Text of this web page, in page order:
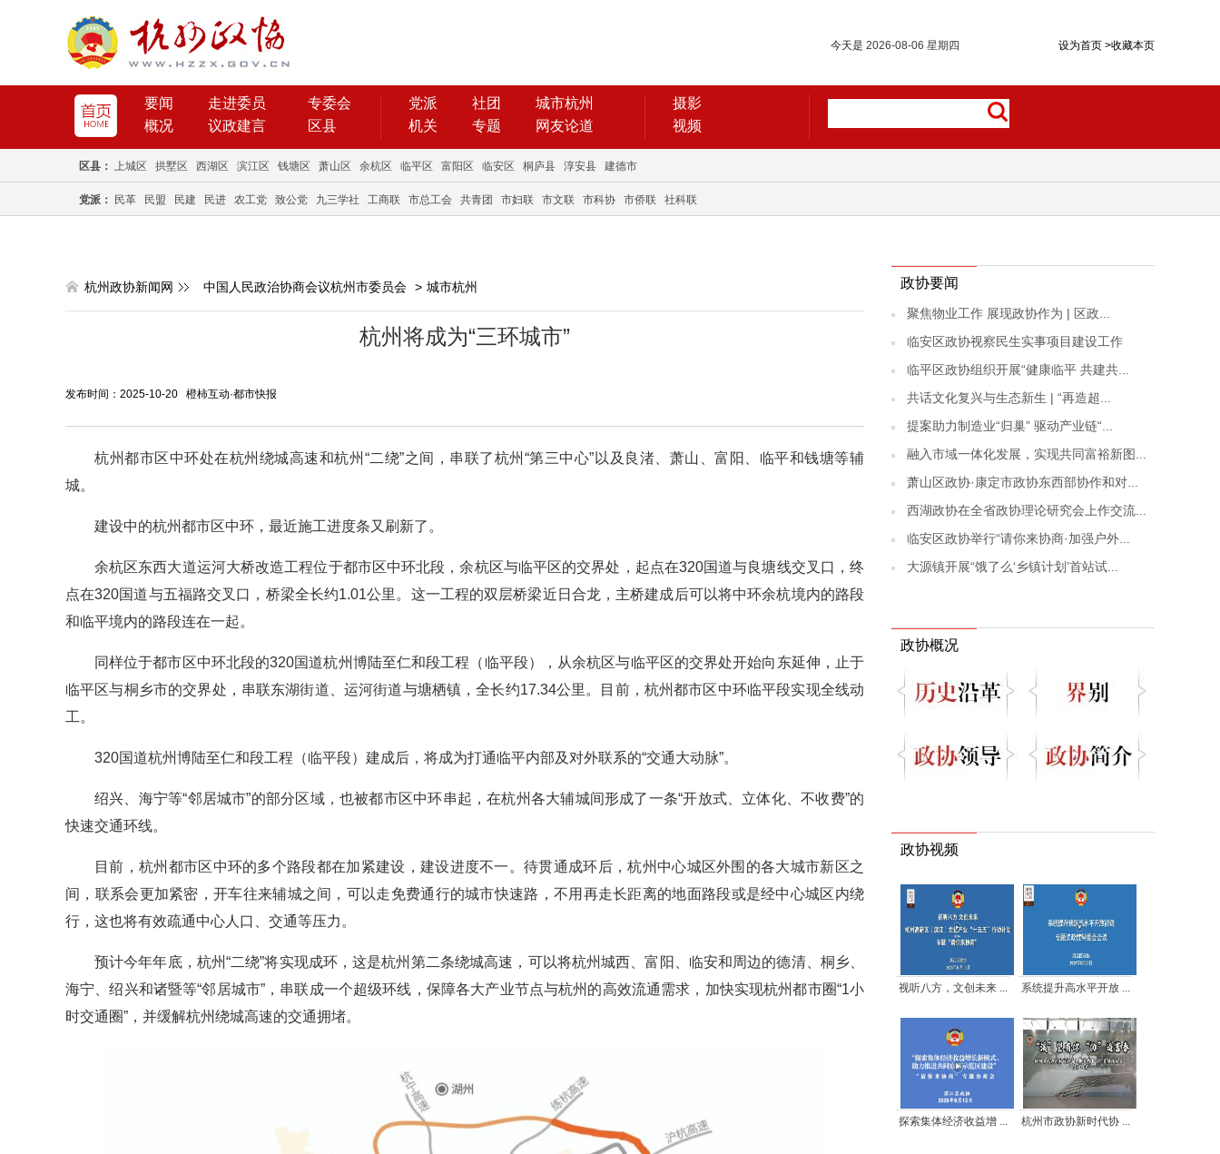
设为首页 >收藏本页
今天是 2026-08-06 星期四
要闻 走进委员
专委会
概况
议政建言 区县
党派 社团
城市杭州
机关
专题 网友论道
摄影
视频
区县： 上城区 拱墅区 西湖区 滨江区 钱塘区 萧山区 余杭区 临平区 富阳区 临安区 桐庐县 淳安县 建德市
党派： 民革 民盟 民建 民进 农工党 致公党 九三学社 工商联 市总工会 共青团 市妇联 市文联 市科协 市侨联 社科联
杭州政协新闻网 中国人民政治协商会议杭州市委员会 > 城市杭州
杭州将成为“三环城市”
发布时间：2025-10-20 橙柿互动·都市快报
杭州都市区中环处在杭州绕城高速和杭州“二绕”之间，串联了杭州“第三中心”以及良渚、萧山、富阳、临平和钱塘等辅
城。
建设中的杭州都市区中环，最近施工进度条又刷新了。
余杭区东西大道运河大桥改造工程位于都市区中环北段，余杭区与临平区的交界处，起点在320国道与良塘线交叉口，终
点在320国道与五福路交叉口，桥梁全长约1.01公里。这一工程的双层桥梁近日合龙，主桥建成后可以将中环余杭境内的路段
和临平境内的路段连在一起。
同样位于都市区中环北段的320国道杭州博陆至仁和段工程（临平段），从余杭区与临平区的交界处开始向东延伸，止于
临平区与桐乡市的交界处，串联东湖街道、运河街道与塘栖镇，全长约17.34公里。目前，杭州都市区中环临平段实现全线动
工。
320国道杭州博陆至仁和段工程（临平段）建成后，将成为打通临平内部及对外联系的“交通大动脉”。
绍兴、海宁等“邻居城市”的部分区域，也被都市区中环串起，在杭州各大辅城间形成了一条“开放式、立体化、不收费”的
快速交通环线。
目前，杭州都市区中环的多个路段都在加紧建设，建设进度不一。待贯通成环后，杭州中心城区外围的各大城市新区之
间，联系会更加紧密，开车往来辅城之间，可以走免费通行的城市快速路，不用再走长距离的地面路段或是经中心城区内绕
行，这也将有效疏通中心人口、交通等压力。
预计今年年底，杭州“二绕”将实现成环，这是杭州第二条绕城高速，可以将杭州城西、富阳、临安和周边的德清、桐乡、
海宁、绍兴和诸暨等“邻居城市”，串联成一个超级环线，保障各大产业节点与杭州的高效流通需求，加快实现杭州都市圈“1小
时交通圈”，并缓解杭州绕城高速的交通拥堵。
政协要闻
聚焦物业工作 展现政协作为 | 区政...
临安区政协视察民生实事项目建设工作
临平区政协组织开展“健康临平 共建共...
共话文化复兴与生态新生 | “再造超...
提案助力制造业“归巢” 驱动产业链“...
融入市域一体化发展，实现共同富裕新图...
萧山区政协·康定市政协东西部协作和对...
西湖政协在全省政协理论研究会上作交流...
临安区政协举行“请你来协商·加强户外...
大源镇开展“饿了么‘乡镇计划’首站试...
政协概况
政协视频
视听八方，文创未来 ... 系统提升高水平开放 ...
探索集体经济收益增 ... 杭州市政协新时代协 ...